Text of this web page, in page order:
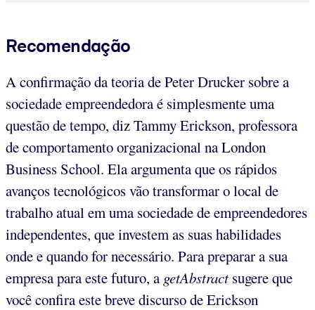
Recomendação
A confirmação da teoria de Peter Drucker sobre a
sociedade empreendedora é simplesmente uma
questão de tempo, diz Tammy Erickson, professora
de comportamento organizacional na London
Business School. Ela argumenta que os rápidos
avanços tecnológicos vão transformar o local de
trabalho atual em uma sociedade de empreendedores
independentes, que investem as suas habilidades
onde e quando for necessário. Para preparar a sua
empresa para este futuro, a getAbstract sugere que
você confira este breve discurso de Erickson